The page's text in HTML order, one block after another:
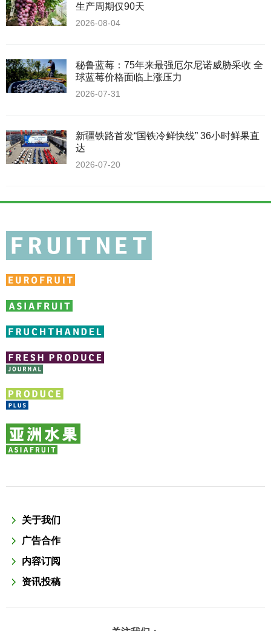
生产周期仅90天
2026-08-04
秘鲁蓝莓：75年来最强厄尔尼诺威胁采收 全
球蓝莓价格面临上涨压力
2026-07-31
新疆铁路首发“国铁冷鲜快线” 36小时鲜果直
达
2026-07-20
关于我们
广告合作
内容订阅
资讯投稿